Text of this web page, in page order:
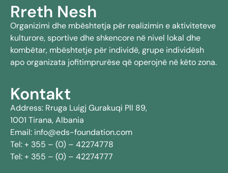
Rreth Nesh
Organizimi dhe mbështetja për realizimin e aktiviteteve
kulturore, sportive dhe shkencore në nivel lokal dhe
kombëtar, mbështetje për individë, grupe individësh
apo organizata jofitimprurëse që operojnë në këto zona.
Kontakt
Address: Rruga Luigj Gurakuqi Pll 89,
1001 Tirana, Albania
Email: info@eds-foundation.com
Tel: + 355 – (0) – 42274778
Tel: + 355 – (0) – 42274777